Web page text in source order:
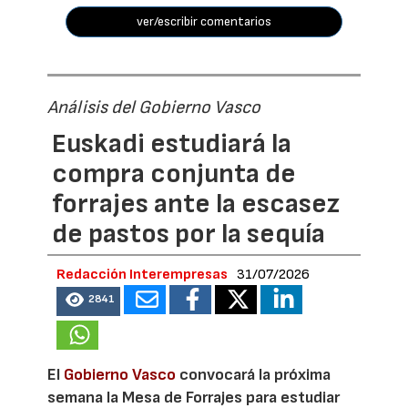
ver/escribir comentarios
Análisis del Gobierno Vasco
Euskadi estudiará la
compra conjunta de
forrajes ante la escasez
de pastos por la sequía
Redacción Interempresas 31/07/2026
2841
El Gobierno Vasco convocará la próxima
semana la Mesa de Forrajes para estudiar